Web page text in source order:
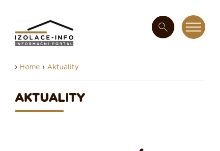
› Home › Aktuality
AKTUALITY